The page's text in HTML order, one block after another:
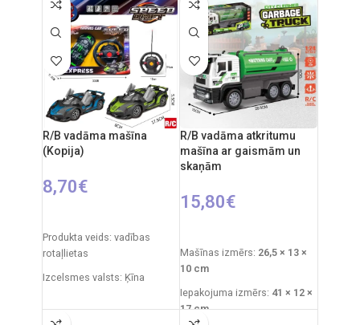
R/B vadāma mašīna
(Kopija)
8,70€
Produkta veids: vadības
rotaļlietas
Izcelsmes valsts: Ķīna
25 cm
R/B vadāma atkritumu
mašīna ar gaismām un
skaņām
15,80€
Mašīnas izmērs: 26,5 × 13 ×
10 cm
Iepakojuma izmērs: 41 × 12 ×
17 cm